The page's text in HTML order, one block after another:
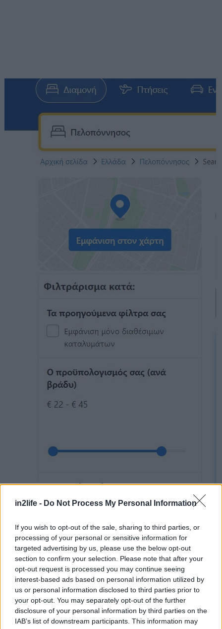
in2life - Do Not Process My Personal Information
If you wish to opt-out of the sale, sharing to third parties, or
processing of your personal or sensitive information for
targeted advertising by us, please use the below opt-out
section to confirm your selection. Please note that after your
opt-out request is processed you may continue seeing
interest-based ads based on personal information utilized by
us or personal information disclosed to third parties prior to
your opt-out. You may separately opt-out of the further
disclosure of your personal information by third parties on the
IAB’s list of downstream participants. This information may
Και αυτό ήταν.Τα αποτελέσματα που βλέπεις
στη δεξιά στήλη είναι δωμάτια και
διαμερίσματα σε διάφορους προορισμούς στην
ευρύτερη περιοχή που έβαλες στην αναζήτηση,
οι τιμές των οποίων δεν ξεπερνούν το μπάτζετ